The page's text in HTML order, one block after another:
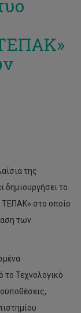
της
δημιουργήσει το
ΤΕΠΑΚ» στο οποίο
των
το Τεχνολογικό